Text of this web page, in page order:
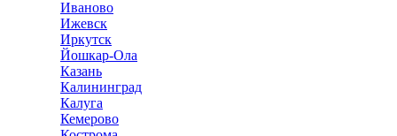
Иваново
Ижевск
Иркутск
Йошкар-Ола
Казань
Калининград
Калуга
Кемерово